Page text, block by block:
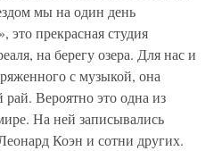
мы на один день
это прекрасная студия
на берегу озера. Для нас и
с музыкой, она
Вероятно это одна из
На ней записывались
Коэн и сотни других.